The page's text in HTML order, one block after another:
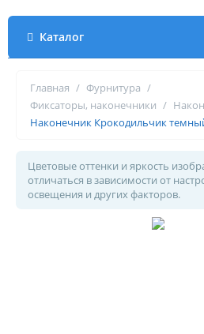
Каталог
Главная / Фурнитура /
Фиксаторы, наконечники /
Наконечник Крокодильчик
Цветовые оттенки и яркость
отличаться в зависимости от
освещения и других факторов.